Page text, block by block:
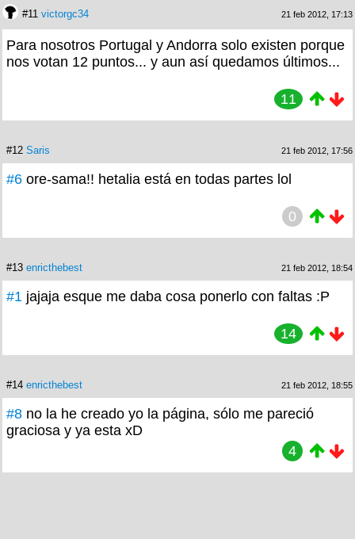
#11 victorgc34 21 feb 2012, 17:13
Para nosotros Portugal y Andorra solo existen porque
nos votan 12 puntos... y aun así quedamos últimos...
11
#12 Saris 21 feb 2012, 17:56
#6 ore-sama!! hetalia está en todas partes lol
0
#13 enricthebest 21 feb 2012, 18:54
#1 jajaja esque me daba cosa ponerlo con faltas :P
14
#14 enricthebest 21 feb 2012, 18:55
#8 no la he creado yo la página, sólo me pareció
graciosa y ya esta xD
4